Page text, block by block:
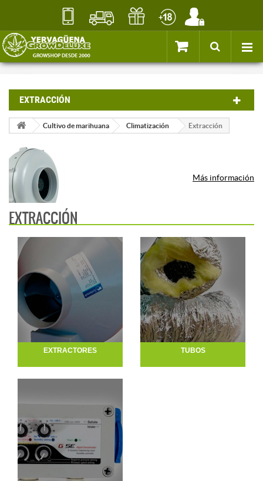
EXTRACCIÓN
Cultivo de marihuana Climatización Extracción
EXTRACCIÓN
Más información
EXTRACTORES TUBOS